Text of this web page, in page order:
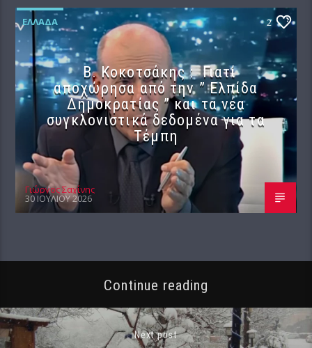
ΕΛΛΆΔΑ 2
Β. Κοκοτσάκης : Γιατί
αποχώρησα από την ” Ελπίδα
Δημοκρατίας ” και τα νέα
συγκλονιστικά δεδομένα για τα
Τέμπη
Γιώργος Σαχίνης
30 ΙΟΥΛΊΟΥ 2026
Continue reading
Next post